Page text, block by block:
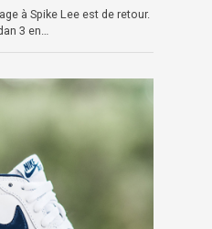
à Spike Lee est de retour.
3 en…